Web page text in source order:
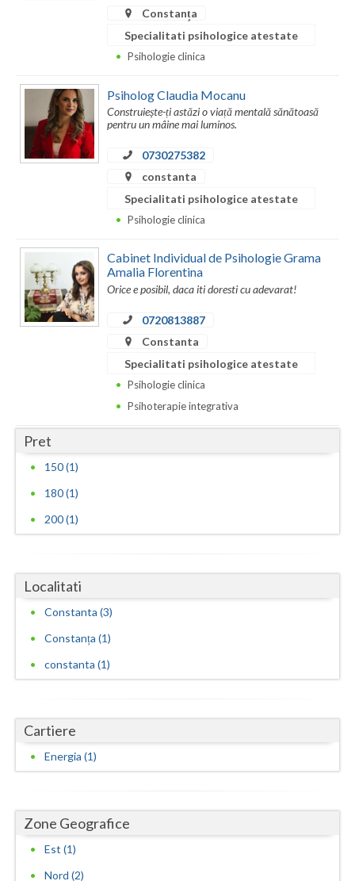
Maramures
Mehedinti
Mures
Prahova
Salaj
Satu-Mare
Valcea
Vrancea
Constanța
Specialitati psihologice atestate
Psihologie clinica
Psiholog Claudia Mocanu
Construiește-ți astăzi o viață mentală sănătoasă
pentru un mâine mai luminos.
0730275382
constanta
Specialitati psihologice atestate
Psihologie clinica
Cabinet Individual de Psihologie Grama
Amalia Florentina
Orice e posibil, daca iti doresti cu adevarat!
0720813887
Constanta
Specialitati psihologice atestate
Psihologie clinica
Psihoterapie integrativa
Pret
150 (1)
180 (1)
200 (1)
Localitati
Constanta (3)
Constanța (1)
constanta (1)
Cartiere
Energia (1)
Zone Geografice
Est (1)
Nord (2)